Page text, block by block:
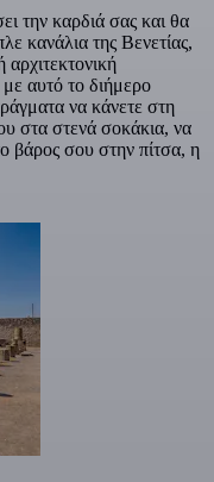
την καρδιά σας και θα
κανάλια της Βενετίας,
αρχιτεκτονική
αυτό το διήμερο
να κάνετε στη
στα στενά σοκάκια, να
βάρος σου στην πίτσα, η